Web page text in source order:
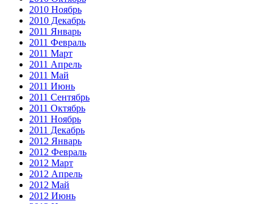
2010 Ноябрь
2010 Декабрь
2011 Январь
2011 Февраль
2011 Март
2011 Апрель
2011 Май
2011 Июнь
2011 Сентябрь
2011 Октябрь
2011 Ноябрь
2011 Декабрь
2012 Январь
2012 Февраль
2012 Март
2012 Апрель
2012 Май
2012 Июнь